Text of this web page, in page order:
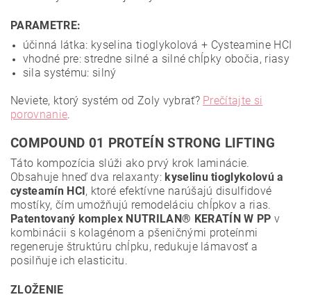
PARAMETRE:
účinná látka: kyselina tioglykolová + Cysteamine HCI
vhodné pre: stredne silné a silné chĺpky obočia, riasy
sila systému: silný
Neviete, ktorý systém od Zoly vybrať? Prečítajte si
porovnanie.
COMPOUND 01 PROTEÍN STRONG LIFTING
Táto kompozícia slúži ako prvý krok laminácie.
Obsahuje hneď dva relaxanty:kyselinu tioglykolovú a
cysteamín HCI, ktoré efektívne narúšajú disulfidové
mostíky, čím umožňujú remodeláciu chĺpkov a rias.
Patentovaný komplex NUTRILAN® KERATÍN W PP v
kombinácii s kolagénom a pšeničnými proteínmi
regeneruje štruktúru chĺpku, redukuje lámavosť a
posilňuje ich elasticitu.
ZLOŽENIE